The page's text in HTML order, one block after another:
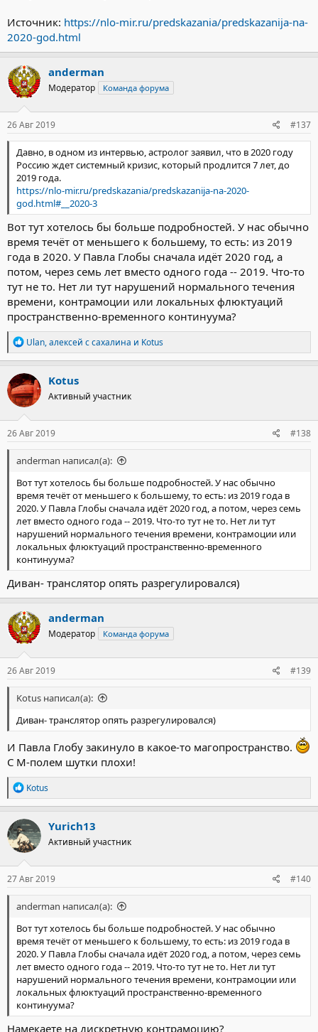
Источник: https://nlo-mir.ru/predskazania/predskazanija-na-
2020-god.html
anderman
Модератор Команда форума
26 Авг 2019 #137
Давно, в одном из интервью, астролог заявил, что в 2020 году
Россию ждет системный кризис, который продлится 7 лет, до
2019 года.
https://nlo-mir.ru/predskazania/predskazanija-na-2020-
god.html#__2020-3
Вот тут хотелось бы больше подробностей. У нас обычно
время течёт от меньшего к большему, то есть: из 2019
года в 2020. У Павла Глобы сначала идёт 2020 год, а
потом, через семь лет вместо одного года -- 2019. Что-то
тут не то. Нет ли тут нарушений нормального течения
времени, контрамоции или локальных флюктуаций
пространственно-временного континуума?
Р
е
а
к
ц
и
и
:
Ulan,алексей с сахалина и Kotus
Kotus
Активный участник
26 Авг 2019 #138
anderman написал(а):
Вот тут хотелось бы больше подробностей. У нас обычно
время течёт от меньшего к большему, то есть: из 2019 года в
2020. У Павла Глобы сначала идёт 2020 год, а потом, через семь
лет вместо одного года -- 2019. Что-то тут не то. Нет ли тут
нарушений нормального течения времени, контрамоции или
локальных флюктуаций пространственно-временного
континуума?
Диван- транслятор опять разрегулировался)
anderman
Модератор Команда форума
26 Авг 2019 #139
Kotus написал(а):
Диван- транслятор опять разрегулировался)
И Павла Глобу закинуло в какое-то магопространство.
С М-полем шутки плохи!
Р
е
а
к
ц
и
и
:
Kotus
Yurich13
Активный участник
27 Авг 2019 #140
anderman написал(а):
Вот тут хотелось бы больше подробностей. У нас обычно
время течёт от меньшего к большему, то есть: из 2019 года в
2020. У Павла Глобы сначала идёт 2020 год, а потом, через семь
лет вместо одного года -- 2019. Что-то тут не то. Нет ли тут
нарушений нормального течения времени, контрамоции или
локальных флюктуаций пространственно-временного
континуума?
Намекаете на дискретную контрамоцию?